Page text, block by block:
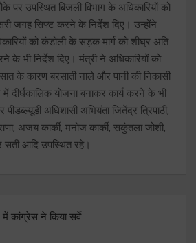
पर उपस्थित बिजली विभाग के अधिकारियों को
जगह सिफ्ट करने के निर्देश दिए। उन्होंने
को कंडोली के सड़क मार्ग को शीघ्र अति
के भी निर्देश दिए। मंत्री ने अधिकारियों को
के कारण बरसाती नाले और पानी की निकासी
दीर्घकालिक योजना बनाकर कार्य करने के भी
अधिशासी अभियंता जितेंद्र त्रिपाठी,
अजय कार्की, मनोज कार्की, सकुंतला जोशी,
सती आदि उपस्थित रहे।
कांग्रेस ने किया सर्वे